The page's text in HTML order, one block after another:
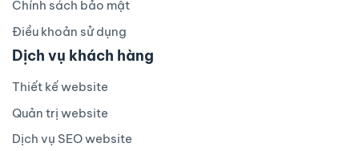
Chính sách bảo mật
Điều khoản sử dụng
Dịch vụ khách hàng
Thiết kế website
Quản trị website
Dịch vụ SEO website